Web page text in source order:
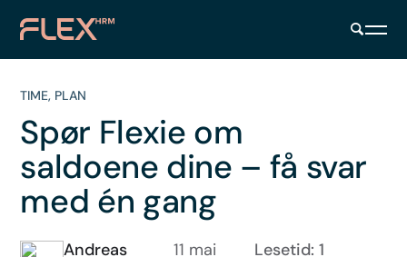
TIME, PLAN
Spør Flexie om
saldoene dine – få svar
med én gang
Andreas
11 mai
Lesetid: 1